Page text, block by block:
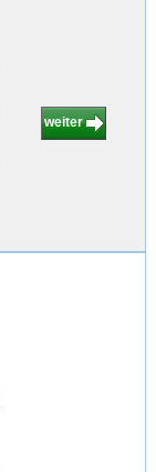
weiter